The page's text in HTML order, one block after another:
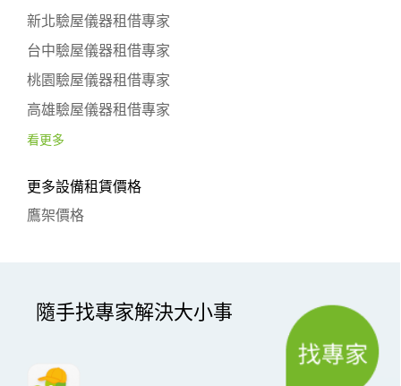
新北驗屋儀器租借專家
台中驗屋儀器租借專家
桃園驗屋儀器租借專家
高雄驗屋儀器租借專家
看更多
更多設備租賃價格
鷹架價格
隨手找專家解決大小事